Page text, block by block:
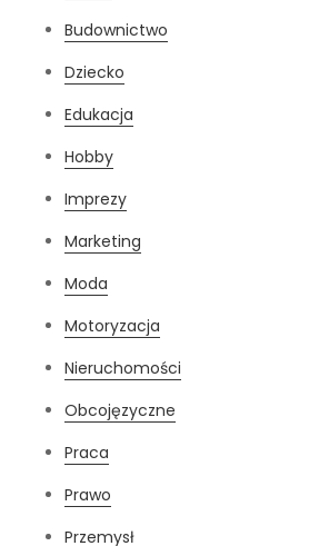
Budownictwo
Dziecko
Edukacja
Hobby
Imprezy
Marketing
Moda
Motoryzacja
Nieruchomości
Obcojęzyczne
Praca
Prawo
Przemysł